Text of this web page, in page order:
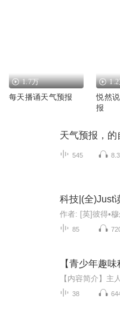
1.7万
每天播诵天气预报
悦然
报
天气预报，的
545
科技|(全)Just
85
38